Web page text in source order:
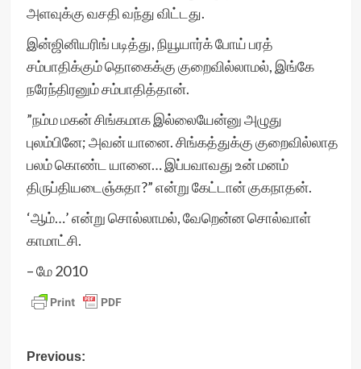
அளவுக்கு வசதி வந்து விட்டது.
இன்ஜினியரிங் படித்து, நியூயார்க் போய் பரத்
சம்பாதிக்கும் தொகைக்கு குறைவில்லாமல், இங்கே
நரேந்திரனும் சம்பாதித்தான்.
”நம்ம மகன் சிங்கமாக இல்லையேன்னு அழுது
புலம்பினே; அவன் யானை. சிங்கத்துக்கு குறைவில்லாத
பலம் கொண்ட யானை… இப்பவாவது உன் மனம்
திருப்தியடைஞ்சுதா?” என்று கேட்டான் குகநாதன்.
‘ஆம்…’ என்று சொல்லாமல், வேறென்ன சொல்வாள்
காமாட்சி.
– மே 2010
Post
Previous: